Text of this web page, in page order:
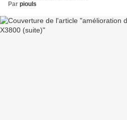
Par piouls